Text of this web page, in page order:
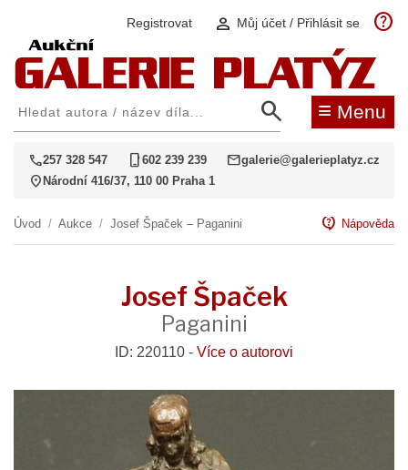
Registrovat person Můj účet / Přihlásit se help
search ≡ Menu
call257 328 547 phone_iphone602 239 239 mailgalerie@galerieplatyz.cz
location_on Národní 416/37, 110 00 Praha 1
Úvod / Aukce / Josef Špaček – Paganini contact_support Nápověda
Josef Špaček
Paganini
ID: 220110 - Více o autorovi